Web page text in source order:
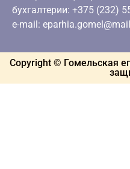
бухгалтерии: +375 (232)
e-mail:
Copyright © Гомельская